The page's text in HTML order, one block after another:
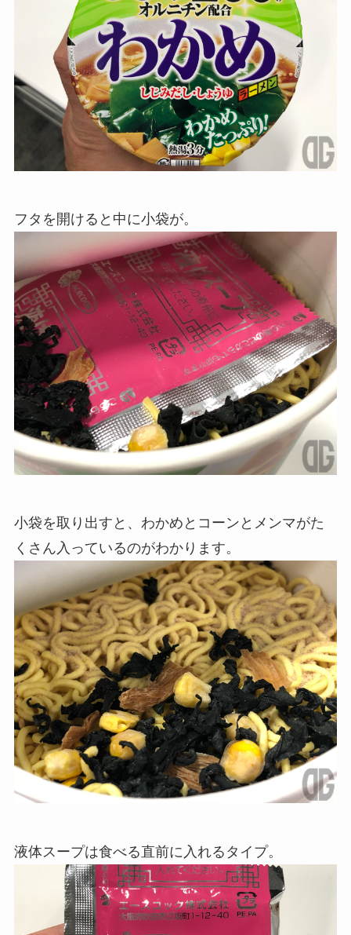
フタを開けると中に小袋が。
小袋を取り出すと、わかめとコーンとメンマがた
くさん入っているのがわかります。
液体スープは食べる直前に入れるタイプ。